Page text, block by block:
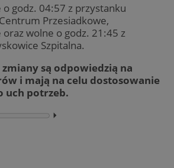
godz. 04:57 z przystanku
Przesiadkowe,
wolne o godz. 21:45 z
Szpitalna.
zmiany są odpowiedzią na
i mają na celu dostosowanie
uch potrzeb.
⏵︎